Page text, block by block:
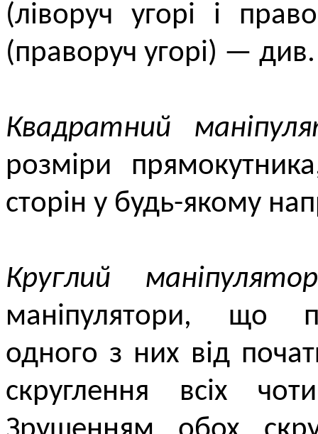
(ліворуч угорі і
(праворуч угорі) —
Квадратний
розміри
сторін у будь-якому
Круглий маніпулятор
маніпулятори, що
одного з них від
скруглення всіх